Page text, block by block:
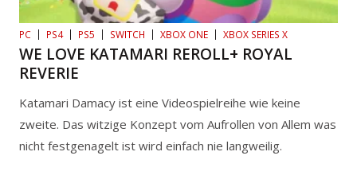
PC PS4 PS5 SWITCH XBOX ONE XBOX SERIES X
WE LOVE KATAMARI REROLL+ ROYAL
REVERIE
Katamari Damacy ist eine Videospielreihe wie keine
zweite. Das witzige Konzept vom Aufrollen von Allem was
nicht festgenagelt ist wird einfach nie langweilig.